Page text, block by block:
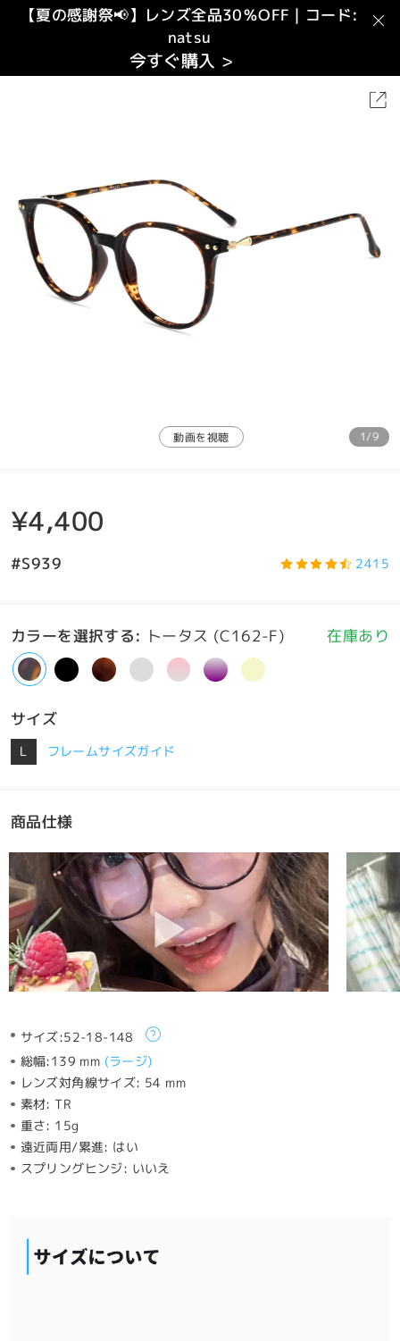
【夏の感謝祭📢】レンズ全品30％OFF｜コード:
natsu
今すぐ購入 >
動画を視聴 1/9
¥4,400
#S939 2415
カラーを選択する: トータス (C162-F) 在庫あり
サイズ
L フレームサイズガイド
商品仕様
サイズ:52-18-148
総幅:139 mm (ラージ)
レンズ対角線サイズ: 54 mm
素材:TR
重さ: 15g
遠近両用/累進: はい
スプリングヒンジ: いいえ